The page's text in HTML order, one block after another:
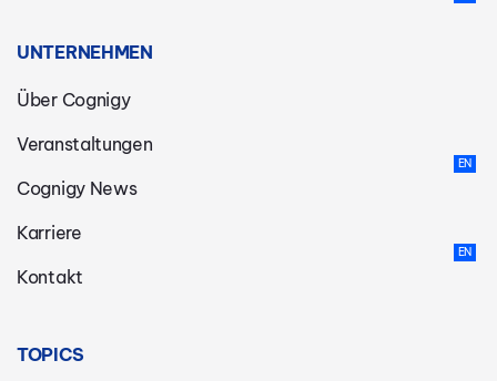
UNTERNEHMEN
Über Cognigy
Veranstaltungen
Cognigy News
Karriere
Kontakt
TOPICS